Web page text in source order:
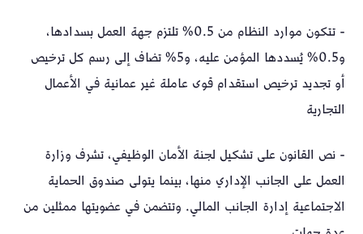
- تتكون موارد النظام من 0.5% تلتزم جهة العمل بسدادها،
و0.5% يُسددها المؤمن عليه، و5% تضاف إلى رسم كل ترخيص
أو تجديد ترخيص استقدام قوى عاملة غير عمانية في الأعمال
التجارية
- نص القانون على تشكيل لجنة الأمان الوظيفي، تشرف وزارة
العمل على الجانب الإداري منها، بينما يتولى صندوق الحماية
الاجتماعية إدارة الجانب المالي. وتتضمن في عضويتها ممثلين من